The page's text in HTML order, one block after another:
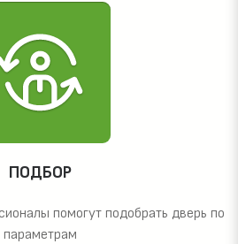
ПОДБОР
помогут подобрать дверь по
параметрам